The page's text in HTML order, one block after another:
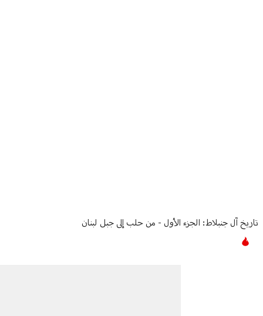
Article Content
تاريخ آل جنبلاط: الجزء الأول - من حلب إلى جبل لبنان